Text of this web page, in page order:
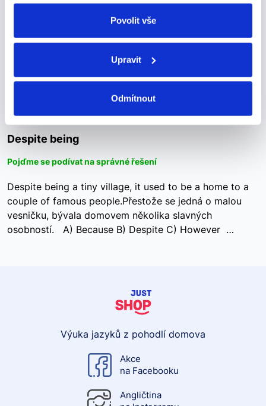
odvolat v nastavení cookies, případně se obrátit na
Povolit vše
Upravit
Odmítnout
Pokud se často bavíte s anglicky mluvícími lidmi na
které vám nemusí být na první pohled jasné. Co
znamená ASAP, FYI nebo LOL? A proč je…
Despite being
Pojďme se podívat na správné řešení
Despite being a tiny village, it used to be a home to a
couple of famous people.Přestože se jedná o malou
vesničku, bývala domovem několika slavných
osobností. A) Because B) Despite C) However …
Výuka jazyků z pohodlí domova
Akce
na Facebooku
Angličtina